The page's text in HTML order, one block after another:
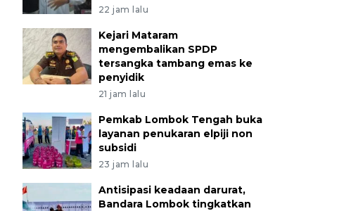
22 jam lalu
Kejari Mataram
mengembalikan SPDP
tersangka tambang emas ke
penyidik
21 jam lalu
Pemkab Lombok Tengah buka
layanan penukaran elpiji non
subsidi
23 jam lalu
Antisipasi keadaan darurat,
Bandara Lombok tingkatkan